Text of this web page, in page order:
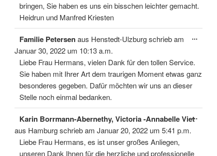
bringen, Sie haben es uns ein bisschen leichter gemacht.
Heidrun und Manfred Kriesten
Familie Petersenaus Henstedt-Ulzburgschrieb am
Januar 30, 2022 um 10:13 a.m.
Liebe Frau Hermans, vielen Dank für den tollen Service.
Sie haben mit Ihrer Art dem traurigen Moment etwas ganz
besonderes gegeben. Dafür möchten wir uns an dieser
Stelle noch einmal bedanken.
...
Karin Borrmann-Abernethy, Victoria -Annabelle Viet
aus Hamburgschrieb am Januar 20, 2022 um 5:41 p.m.
Liebe Frau Hermans, es ist unser großes Anliegen,
unseren Dank Ihnen für die herzliche und professionelle
...